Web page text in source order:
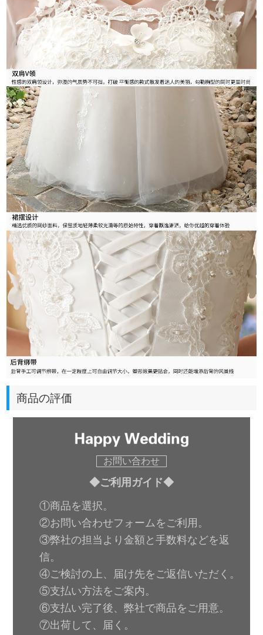
商品の評価
お問い合わせ
◆ご利用ガイド◆
①商品を選択。
②お問い合わせフォームをご利用。
③弊社の担当より金額と手数料などを返
信。
④ご検討の上、届け先をご返信いただく。
⑤支払い方法をご案内。
⑥支払い完了後、弊社で商品をご用意。
⑦出荷して、届く。